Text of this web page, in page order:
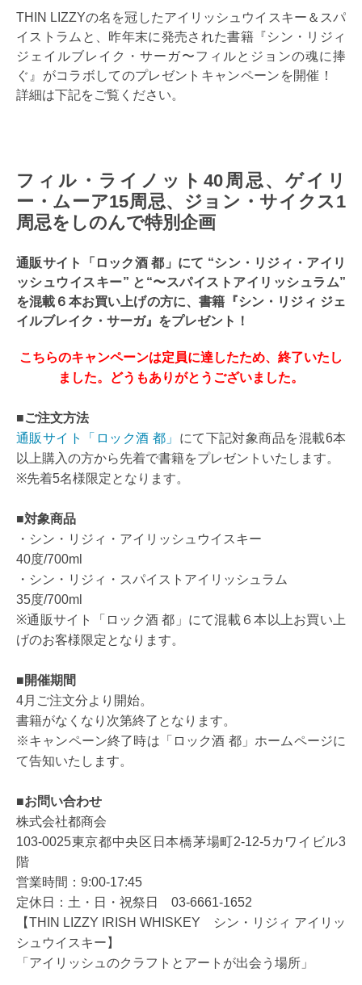
THIN LIZZYの名を冠したアイリッシュウイスキー＆スパ
イストラムと、昨年末に発売された書籍『シン・リジィ
ジェイルブレイク・サーガ〜フィルとジョンの魂に捧
ぐ』がコラボしてのプレゼントキャンペーンを開催！
詳細は下記をご覧ください。
フィル・ライノット40周忌、ゲイリ
ー・ムーア15周忌、ジョン・サイクス1
周忌をしのんで特別企画
通販サイト「ロック酒 都」にて “シン・リジィ・アイリ
ッシュウイスキー” と“〜スパイストアイリッシュラム”
を混載６本お買い上げの方に、書籍『シン・リジィ ジェ
イルブレイク・サーガ』をプレゼント！
こちらのキャンペーンは定員に達したため、終了いたし
ました。どうもありがとうございました。
■ご注文方法
通販サイト「ロック酒 都」 にて下記対象商品を混載6本
以上購入の方から先着で書籍をプレゼントいたします。
※先着5名様限定となります。
■対象商品
・シン・リジィ・アイリッシュウイスキー
40度/700ml
・シン・リジィ・スパイストアイリッシュラム
35度/700ml
※通販サイト「ロック酒 都」にて混載６本以上お買い上
げのお客様限定となります。
■開催期間
4月ご注文分より開始。
書籍がなくなり次第終了となります。
※キャンペーン終了時は「ロック酒 都」ホームページに
て告知いたします。
■お問い合わせ
株式会社都商会
103-0025東京都中央区日本橋茅場町2-12-5カワイビル3
階
営業時間：9:00-17:45
定休日：土・日・祝祭日 03-6661-1652
【THIN LIZZY IRISH WHISKEY シン・リジィ アイリッ
シュウイスキー】
「アイリッシュのクラフトとアートが出会う場所」